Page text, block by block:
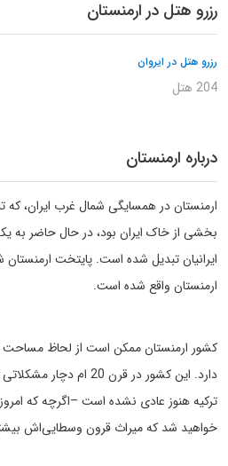
رزرو هتل در ارمنستان
رزرو هتل در ایروان
204 هتل
درباره ارمنستان
ارمنستان در همسایگی شمال غرب ایران، که
بخشی از خاک ایران بود، در حال حاضر به
ایرانیان تبدیل شده است. پایتخت ارمنستان
ارمنستان واقع شده است.
کشور ارمنستان ممکن است از لحاظ
دارد. این کشور در قرن
ترکیه هنوز عادی نشده است –اگرچه که
خواهید شد که میراث قرون وسطایی‌اش